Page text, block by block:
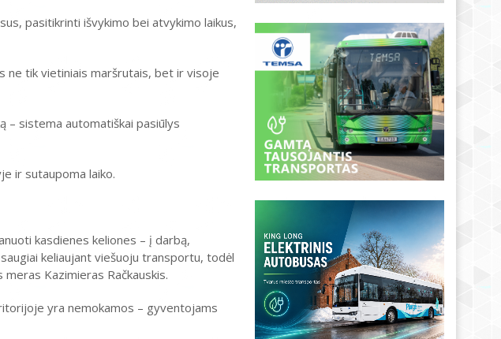
pasitikrinti išvykimo bei atvykimo laikus,
ne tik vietiniais maršrutais, bet ir visoje
– sistema automatiškai pasiūlys
ir sutaupoma laiko.
kasdienes keliones – į darbą,
keliaujant viešuoju transportu, todėl
Kazimieras Račkauskis.
yra nemokamos – gyventojams